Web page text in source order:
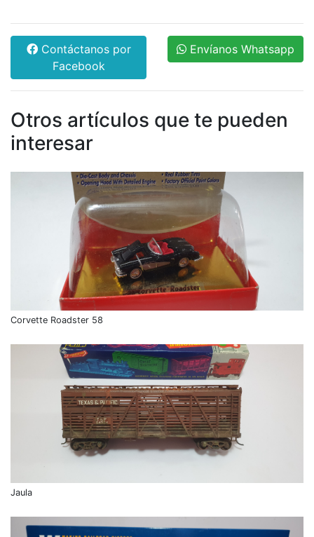
Contáctanos por
Facebook
Envíanos Whatsapp
Otros artículos que te pueden
interesar
Corvette Roadster 58
Jaula